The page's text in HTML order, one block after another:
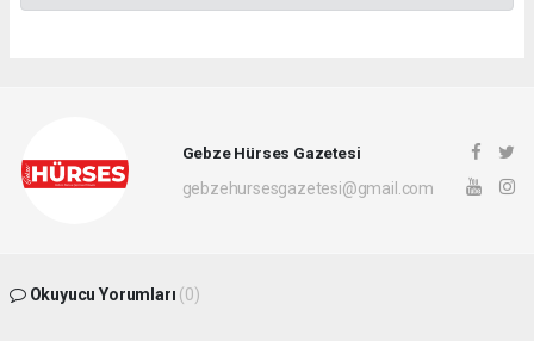
Gebze Hürses Gazetesi
gebzehursesgazetesi@gmail.com
Okuyucu Yorumları (0)